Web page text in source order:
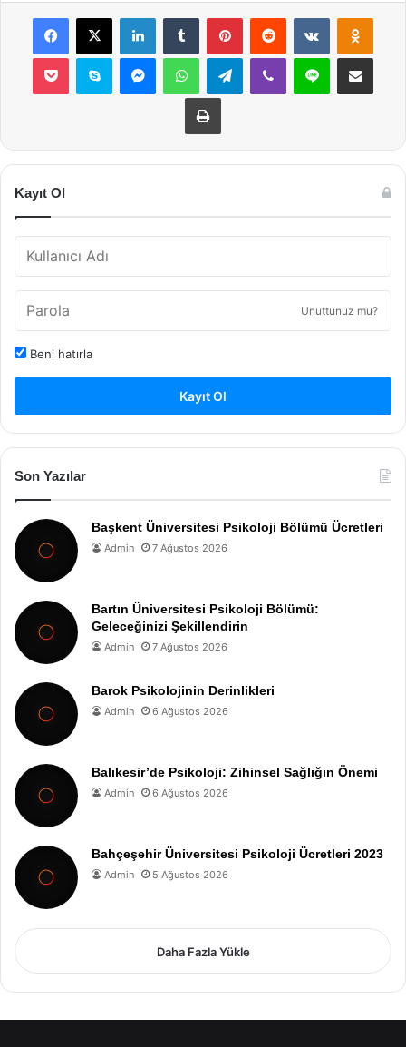
Facebook
X LinkedInTumblr PinterestReddit VKontakte
Pocket Skype MessengerWhatsAppTelegramViber Line E-Posta ile
Yazdır
Kayıt Ol
Unuttunuz mu?
Beni hatırla
Kayıt Ol
Son Yazılar
Başkent Üniversitesi Psikoloji Bölümü Ücretleri
Admin 7 Ağustos 2026
Bartın Üniversitesi Psikoloji Bölümü:
Geleceğinizi Şekillendirin
Admin 7 Ağustos 2026
Barok Psikolojinin Derinlikleri
Admin 6 Ağustos 2026
Balıkesir’de Psikoloji: Zihinsel Sağlığın Önemi
Admin 6 Ağustos 2026
Bahçeşehir Üniversitesi Psikoloji Ücretleri 2023
Admin 5 Ağustos 2026
Daha Fazla Yükle